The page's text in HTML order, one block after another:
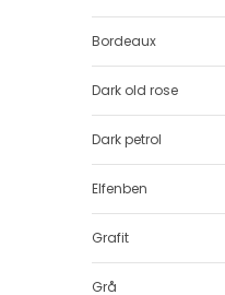
Bordeaux
Dark old rose
Dark petrol
Elfenben
Grafit
Grå